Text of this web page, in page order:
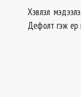
Хэвлэл
Дефолт гэж ер